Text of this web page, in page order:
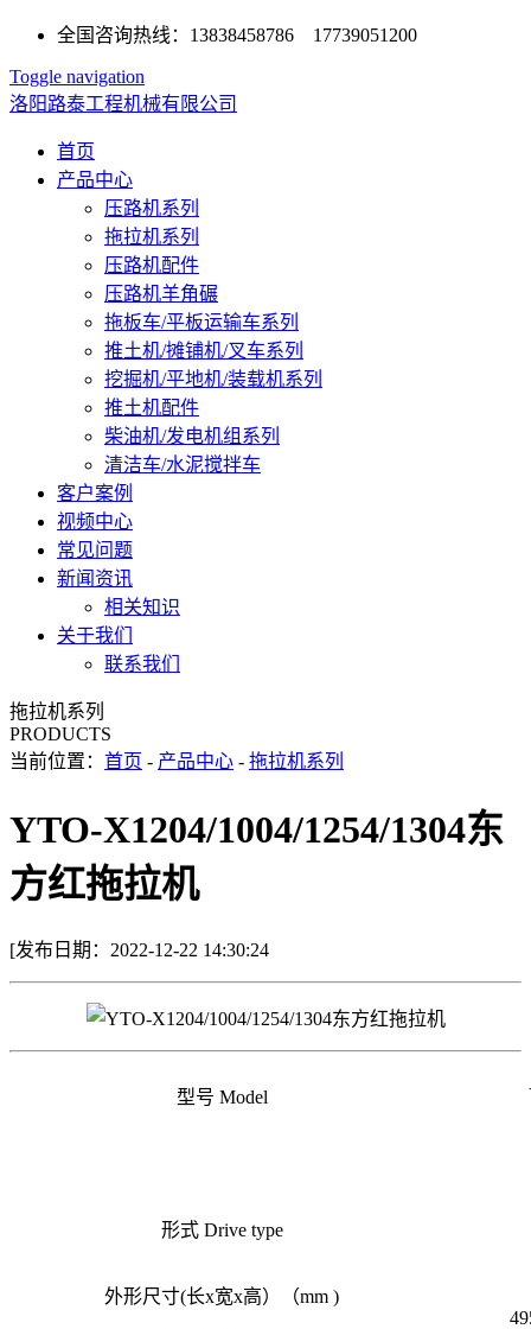
全国咨询热线：13838458786 17739051200
Toggle navigation
洛阳路泰工程机械有限公司
首页
产品中心
压路机系列
拖拉机系列
压路机配件
压路机羊角碾
拖板车/平板运输车系列
推土机/摊铺机/叉车系列
挖掘机/平地机/装载机系列
推土机配件
柴油机/发电机组系列
清洁车/水泥搅拌车
客户案例
视频中心
常见问题
新闻资讯
相关知识
关于我们
联系我们
拖拉机系列
PRODUCTS
当前位置： 首页 - 产品中心 - 拖拉机系列
YTO-X1204/1004/1254/1304东
方红拖拉机
[发布日期：2022-12-22 14:30:24
型号 Model
形式Drive type
外形尺寸(长x宽x高）（mm )